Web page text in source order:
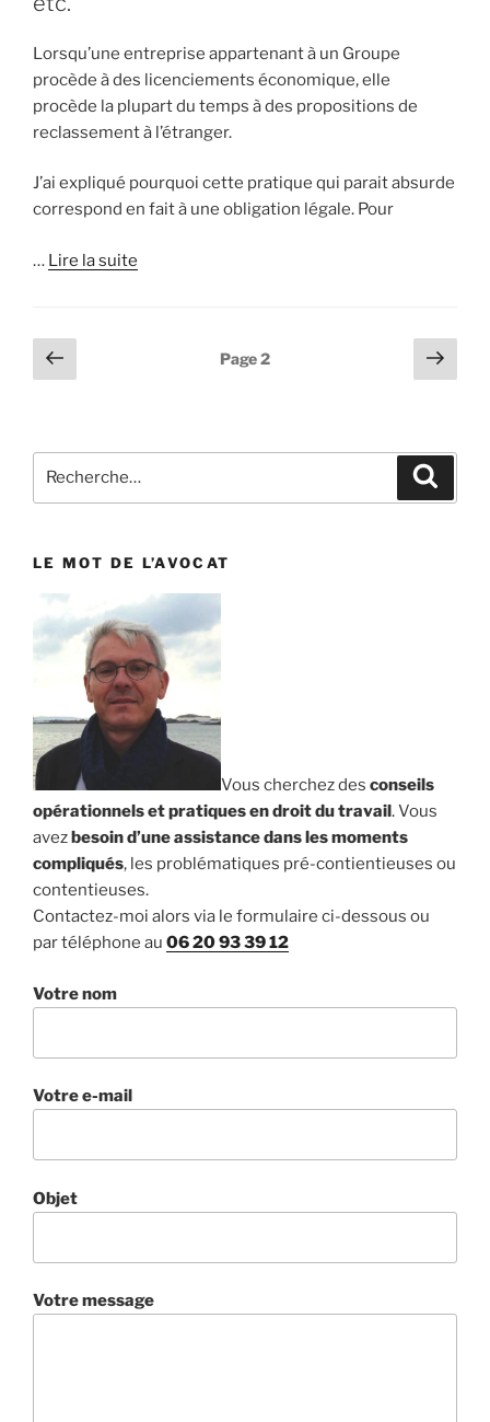
Lorsqu’une entreprise appartenant à un Groupe
procède à des licenciements économique, elle
procède la plupart du temps à des propositions de
reclassement à l’étranger.
J’ai expliqué pourquoi cette pratique qui parait absurde
correspond en fait à une obligation légale. Pour
… Lire la suite
Pagination
desprécédente
Page2
Page
Recherche
LE MOT DE L’AVOCAT
Vous cherchez des conseils
opérationnels et pratiques en droit du travail. Vous
avezbesoin d’une assistance dans les moments
compliqués, les problématiques pré-contientieuses ou
contentieuses.
Contactez-moi alors via le formulaire ci-dessous ou
par téléphone au 06 20 93 39 12
Votre nom
Votre e-mail
Objet
Votre message